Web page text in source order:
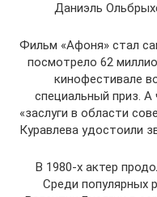
Даниэль
Фильм «Афоня» стал
посмотрело 62
кинофестивале
специальный приз. А
«заслуги в области
Куравлева удостоили
В 1980-х актер
Среди популярных